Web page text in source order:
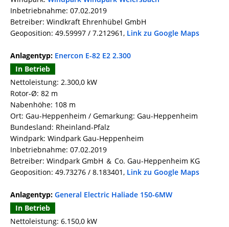
Inbetriebnahme: 07.02.2019
Betreiber: Windkraft Ehrenhübel GmbH
Geoposition: 49.59997 / 7.212961, Link zu Google Maps
Anlagentyp: Enercon E-82 E2 2.300
In Betrieb
Nettoleistung: 2.300,0 kW
Rotor-Ø: 82 m
Nabenhöhe: 108 m
Ort: Gau-Heppenheim / Gemarkung: Gau-Heppenheim
Bundesland: Rheinland-Pfalz
Windpark: Windpark Gau-Heppenheim
Inbetriebnahme: 07.02.2019
Betreiber: Windpark GmbH ＆ Co. Gau-Heppenheim KG
Geoposition: 49.73276 / 8.183401, Link zu Google Maps
Anlagentyp: General Electric Haliade 150-6MW
In Betrieb
Nettoleistung: 6.150,0 kW